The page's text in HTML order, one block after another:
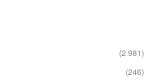
(2 981)
(246)